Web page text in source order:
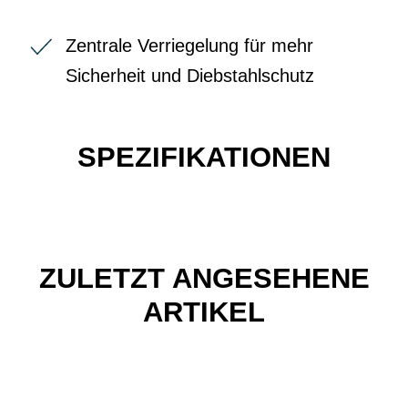
Zentrale Verriegelung für mehr
Sicherheit und Diebstahlschutz
SPEZIFIKATIONEN
ZULETZT ANGESEHENE
ARTIKEL